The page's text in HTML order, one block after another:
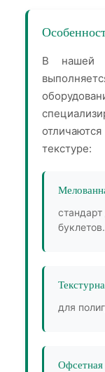
В нашей
текстуре:
буклетов.
для
Офсетная